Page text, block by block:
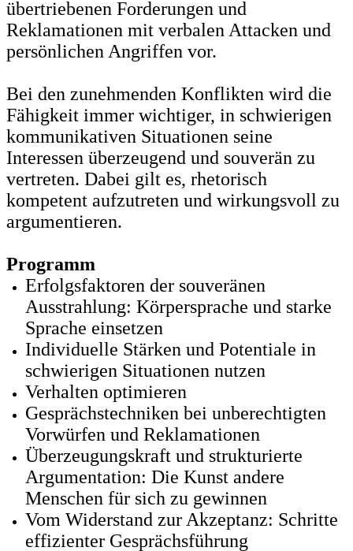
übertriebenen Forderungen und
Reklamationen mit verbalen Attacken und
persönlichen Angriffen vor.
Bei den zunehmenden Konflikten wird die
Fähigkeit immer wichtiger, in schwierigen
kommunikativen Situationen seine
Interessen überzeugend und souverän zu
vertreten. Dabei gilt es, rhetorisch
kompetent aufzutreten und wirkungsvoll zu
argumentieren.
Programm
Erfolgsfaktoren der souveränen
Ausstrahlung: Körpersprache und starke
Sprache einsetzen
Individuelle Stärken und Potentiale in
schwierigen Situationen nutzen
Verhalten optimieren
Gesprächstechniken bei unberechtigten
Vorwürfen und Reklamationen
Überzeugungskraft und strukturierte
Argumentation: Die Kunst andere
Menschen für sich zu gewinnen
Vom Widerstand zur Akzeptanz: Schritte
effizienter Gesprächsführung